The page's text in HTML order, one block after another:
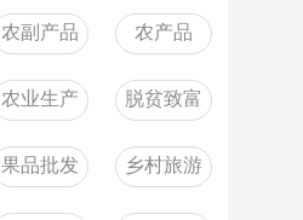
农副产品 农产品
农业生产 脱贫致富
果品批发 乡村旅游